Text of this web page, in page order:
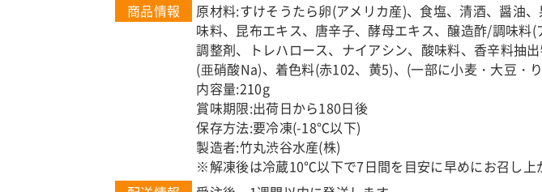
商品情報
原材料:すけそうたら卵(アメリカ産)、食塩、清酒、醤油
味料、昆布エキス、唐辛子、酵母エキス、醸造酢/調味
調整剤、トレハロース、ナイアシン、酸味料、香辛料抽
(亜硝酸Na)、着色料(赤102、黄5)、(一部に小麦・大豆・
内容量:210g
賞味期限:出荷日から180日後
保存方法:要冷凍(-18℃以下)
製造者:竹丸渋谷水産(株)
※解凍後は冷蔵10℃以下で7日間を目安に早めにお召し上